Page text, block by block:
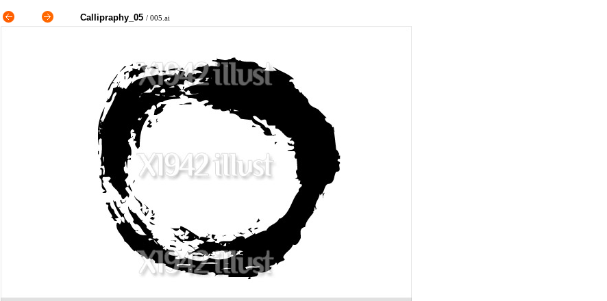
Callipraphy_05 / 005.ai